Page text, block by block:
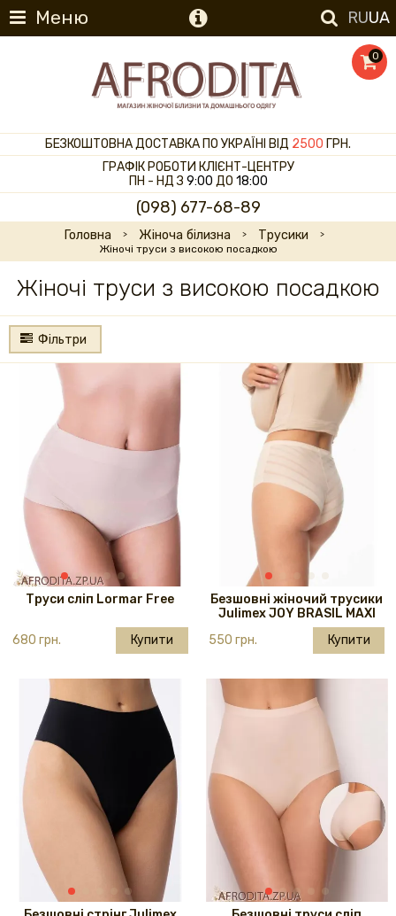
Меню RUUA
0
БЕЗКОШТОВНА ДОСТАВКА ПО УКРАЇНІ ВІД 2500 ГРН.
ГРАФІК РОБОТИ КЛІЄНТ-ЦЕНТРУ
ПН - НД З 9:00 ДО 18:00
(098) 677-68-89
Головна Жіноча білизна Трусики
Жіночі труси з високою посадкою
Фільтри
Жіночі труси з високою посадкою
Труси сліп Lormar Free
680 грн. Купити
Безшовні жіночий трусики
Julimex JOY BRASIL MAXI
550 грн.
Купити